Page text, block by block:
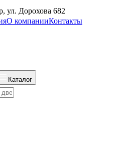
ул. Дорохова 682
О компанииКонтакты
Каталог